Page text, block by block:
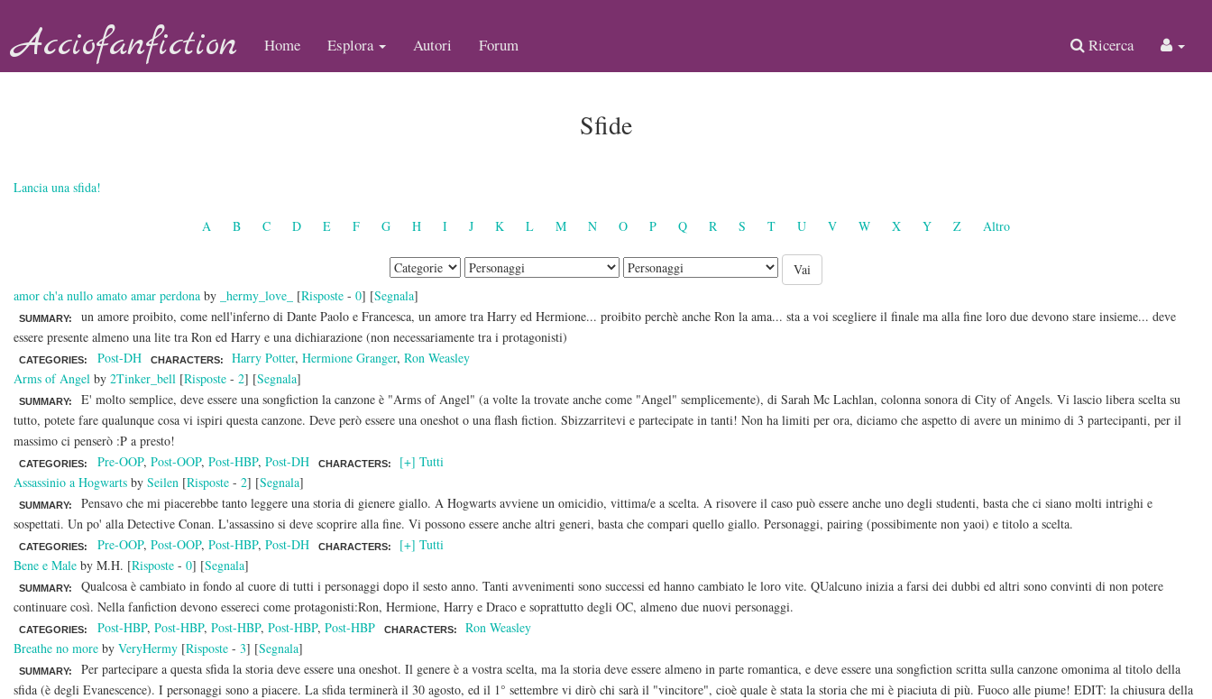
Acciofanfiction Home Esplora Autori Forum Ricerca
Sfide
Lancia una sfida!
A B C D E F G H I J K L M N O P Q R S T U V W X Y Z Altro
amor ch'a nullo amato amar perdona by _hermy_love_ [Risposte - 0] [Segnala]
SUMMARY:
un amore proibito, come nell'inferno di Dante Paolo e Francesca, un amore tra Harry ed Hermione... proibito perchè anche Ron la ama... sta a voi scegliere il finale ma alla fine loro due devono stare insieme... deve
essere presente almeno una lite tra Ron ed Harry e una dichiarazione (non necessariamente tra i protagonisti)
CATEGORIES: Post-DH CHARACTERS: Harry Potter,Hermione Granger,Ron Weasley
Arms of Angel by 2Tinker_bell [Risposte - 2] [Segnala]
SUMMARY:
E' molto semplice, deve essere una songfiction la canzone è "Arms of Angel" (a volte la trovate anche come "Angel" semplicemente), di Sarah Mc Lachlan, colonna sonora di City of Angels. Vi lascio libera scelta su
tutto, potete fare qualunque cosa vi ispiri questa canzone. Deve però essere una oneshot o una flash fiction. Sbizzarritevi e partecipate in tanti! Non ha limiti per ora, diciamo che aspetto di avere un minimo di 3 partecipanti, per il
massimo ci penserò :P a presto!
CATEGORIES: Pre-OOP, Post-OOP, Post-HBP, Post-DH CHARACTERS:
[+] Tutti
Assassinio a Hogwarts by Seilen [Risposte - 2] [Segnala]
SUMMARY:
Pensavo che mi piacerebbe tanto leggere una storia di gienere giallo. A Hogwarts avviene un omicidio, vittima/e a scelta. A risovere il caso può essere anche uno degli studenti, basta che ci siano molti intrighi e
sospettati. Un po' alla Detective Conan. L'assassino si deve scoprire alla fine. Vi possono essere anche altri generi, basta che compari quello giallo. Personaggi, pairing (possibimente non yaoi) e titolo a scelta.
CATEGORIES: Pre-OOP, Post-OOP, Post-HBP, Post-DH CHARACTERS:
[+] Tutti
Bene e Male by M.H. [Risposte - 0] [Segnala]
SUMMARY:
Qualcosa è cambiato in fondo al cuore di tutti i personaggi dopo il sesto anno. Tanti avvenimenti sono successi ed hanno cambiato le loro vite. QUalcuno inizia a farsi dei dubbi ed altri sono convinti di non potere
continuare così. Nella fanfiction devono essereci come protagonisti:Ron, Hermione, Harry e Draco e soprattutto degli OC, almeno due nuovi personaggi.
CATEGORIES: Post-HBP, Post-HBP, Post-HBP, Post-HBP, Post-HBP CHARACTERS:
Ron Weasley
Breathe no more by VeryHermy [Risposte - 3] [Segnala]
SUMMARY:
Per partecipare a questa sfida la storia deve essere una oneshot. Il genere è a vostra scelta, ma la storia deve essere almeno in parte romantica, e deve essere una songfiction scritta sulla canzone omonima al titolo della
sfida (è degli Evanescence). I personaggi sono a piacere. La sfida terminerà il 30 agosto, ed il 1° settembre vi dirò chi sarà il "vincitore", cioè quale è stata la storia che mi è piaciuta di più. Fuoco alle piume! EDIT: la chiusura della